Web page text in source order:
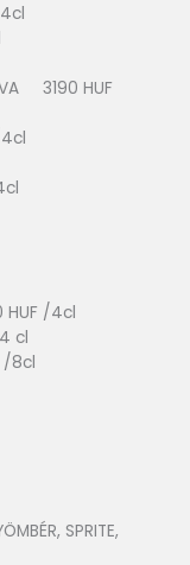
3190 HUF
HUF /4cl
cl
/8cl
SPRITE,